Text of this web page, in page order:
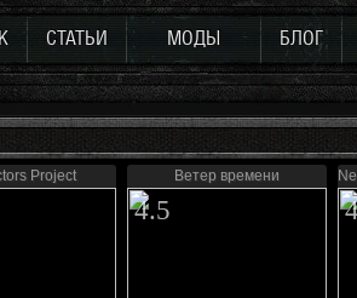
СТАТЬИ МОДЫ БЛОГ
Project Ветер времени
4.5